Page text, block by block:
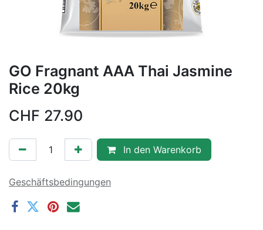
GO Fragnant AAA Thai Jasmine
Rice 20kg
CHF 27.90
In den Warenkorb
Geschäftsbedingungen